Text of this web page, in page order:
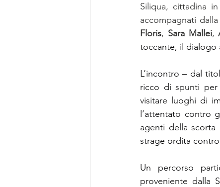
Siliqua, cittadina
accompagnati
Floris, Sara Mallei,
toccante, il dialogo
L’incontro – dal
ricco di spunti
visitare luoghi di
l’attentato contro
agenti della
strage ordita
Un percorso
proveniente dalla